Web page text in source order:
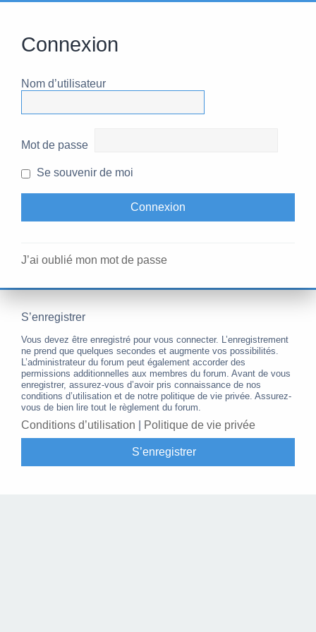
Connexion
Nom d’utilisateur
Mot de passe
Se souvenir de moi
J’ai oublié mon mot de passe
S’enregistrer
Vous devez être enregistré pour vous connecter. L’enregistrement
ne prend que quelques secondes et augmente vos possibilités.
L’administrateur du forum peut également accorder des
permissions additionnelles aux membres du forum. Avant de vous
enregistrer, assurez-vous d’avoir pris connaissance de nos
conditions d’utilisation et de notre politique de vie privée. Assurez-
vous de bien lire tout le règlement du forum.
Conditions d’utilisation Politique de vie privée
S’enregistrer